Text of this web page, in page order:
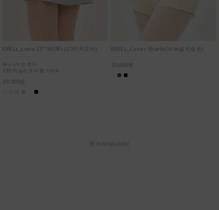
ERELL_Luna 13" SK(루나13인치도비)
M-L사이즈 추가!
13인치 실키 도비 랩 스커트
29,000원
ERELL_Cover Shorts(커버골지숏츠)
32,000원
INSTAGRAM